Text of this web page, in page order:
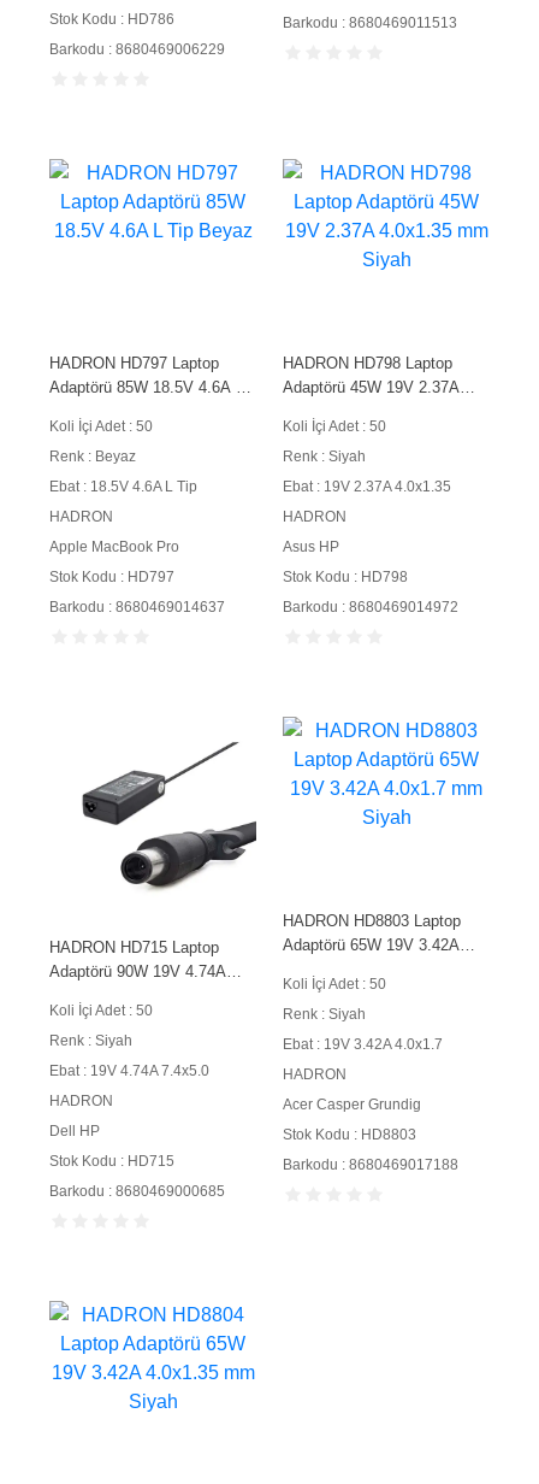
Stok Kodu : HD786
Barkodu : 8680469006229
Barkodu : 8680469011513
HADRON HD797 Laptop
Adaptörü 85W 18.5V 4.6A L
Koli İçi Adet : 50
Renk : Beyaz
Ebat : 18.5V 4.6A L Tip
HADRON
Apple MacBook Pro
Stok Kodu : HD797
Barkodu : 8680469014637
HADRON HD798 Laptop
Adaptörü 45W 19V 2.37A
Koli İçi Adet : 50
Renk : Siyah
Ebat : 19V 2.37A 4.0x1.35
HADRON
Asus HP
Stok Kodu : HD798
Barkodu : 8680469014972
HADRON HD715 Laptop
Adaptörü 90W 19V 4.74A
Koli İçi Adet : 50
Renk : Siyah
Ebat : 19V 4.74A 7.4x5.0
HADRON
Dell HP
Stok Kodu : HD715
Barkodu : 8680469000685
HADRON HD8803 Laptop
Adaptörü 65W 19V 3.42A
Koli İçi Adet : 50
Renk : Siyah
Ebat : 19V 3.42A 4.0x1.7
HADRON
Acer Casper Grundig
Stok Kodu : HD8803
Barkodu : 8680469017188